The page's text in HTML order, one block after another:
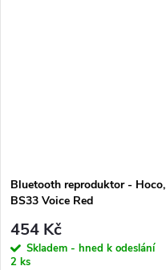
Bluetooth reproduktor - Hoco,
BS33 Voice Red
454 Kč
Skladem - hned k odeslání
2 ks